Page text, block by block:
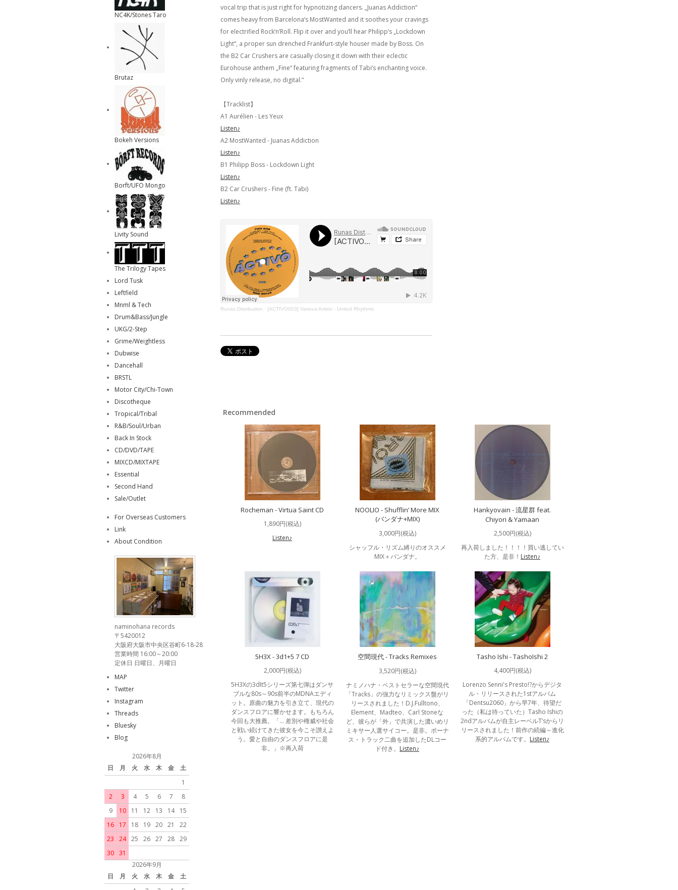
vocal trip that is just right for hypnotizing dancers. „Juanas Addiction“
comes heavy from Barcelona’s MostWanted and it soothes your cravings
for electrified Rock’n’Roll. Flip it over and you’ll hear Philipp’s „Lockdown
Light“, a proper sun drenched Frankfurt-style houser made by Boss. On
the B2 Car Crushers are casually closing it down with their eclectic
Eurohouse anthem „Fine“ featuring fragments of Tabi’s enchanting voice.
Only vinly release, no digital.”
【Tracklist】
A1 Aurélien - Les Yeux
Listen♪
A2 MostWanted - Juanas Addiction
Listen♪
B1 Philipp Boss - Lockdown Light
Listen♪
B2 Car Crushers - Fine (ft. Tabi)
Listen♪
Runas Distribution · [ACTIVO003] Various Artists - United Rhythms
Recommended
Rocheman - Virtua Saint CD
1,890円(税込)
Listen♪
NOOLIO - Shufflin’ More MIX
(バンダナ+MIX)
3,000円(税込)
シャッフル・リズム縛りのオススメ
MIX＋バンダナ。
Hankyovain - 流星群 feat.
Chiyori & Yamaan
2,500円(税込)
再入荷しました！！！！買い逃してい
た方、是非！ Listen♪
5H3X - 3d1+5 7 CD
2,000円(税込)
5H3Xの3dIt5シリーズ第七弾はダンサ
ブルな80s～90s前半のMDNAエディ
ット。原曲の魅力を引き立て、現代の
ダンスフロアに響かせます。もちろん
今回も大推薦。「… 差別や権威や社会
と戦い続けてきた彼女を今こそ讃えよ
う。愛と自由のダンスフロアに是
非。」※再入荷
空間現代 - Tracks Remixes
3,520円(税込)
ナミノハナ・ベストセラーな空間現代
「Tracks」の強力なリミックス盤がリ
リースされました！D.J.Fulltono、
Element、Madteo、Carl Stoneな
ど、彼らが「外」で共演した濃いめリ
ミキサー人選サイコー。是非。ボーナ
ス・トラック二曲を追加したDLコー
ド付き。 Listen♪
Tasho Ishi - TashoIshi 2
4,400円(税込)
Lorenzo Senni's Presto!?からデジタ
ル・リリースされた1stアルバム
「Dentsu2060」から早7年、待望だ
った（私は待っていた）Tasho Ishiの
2ndアルバムが自主レーベルT’sからリ
リースされました！前作の続編～進化
系的アルバムです。 Listen♪
NC4K/Stones Taro
Brutaz
Bokeh Versions
Borft/UFO Mongo
Livity Sound
The Trilogy Tapes
Lord Tusk
Leftfield
Mnml & Tech
Drum&Bass/Jungle
UKG/2-Step
Grime/Weightless
Dubwise
Dancehall
BRSTL
Motor City/Chi-Town
Discotheque
Tropical/Tribal
R&B/Soul/Urban
Back In Stock
CD/DVD/TAPE
MIXCD/MIXTAPE
Essential
Second Hand
Sale/Outlet
For Overseas Customers
Link
About Condition
naminohana records
〒5420012
大阪府大阪市中央区谷町6-18-28
営業時間 16:00～20:00
定休日 日曜日、月曜日
MAP
Twitter
Instagram
Threads
Bluesky
Blog
2026年8月
日
月 火 水 木 金
土
1
2
3 4 5 6 7
8
9
10 11 12 13 14
15
16
17 18 19 20 21
22
23
24 25 26 27 28 29
30 31
2026年9月
日
月 火 水 木 金
土